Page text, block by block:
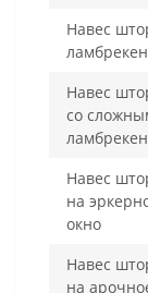
Навес
Навес
со
Навес
на
окно
Навес
на